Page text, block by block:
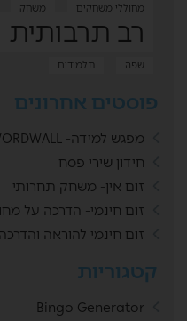
מחוללי משחקים
משחק
רב תרבותית
שפה
תלמידים
פוסטים אחרונים
מפגש למידה- WORDWALL
חידון שירי פסח
זום אין- משחק תחרותי
זום חינמי- הדרכה על
זום חינמי להוראה
קטגוריות
Bingo Generator